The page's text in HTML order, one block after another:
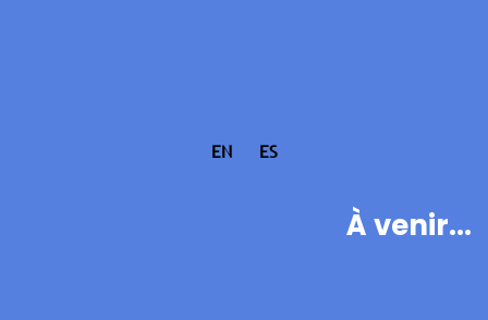
EN ES
À venir...